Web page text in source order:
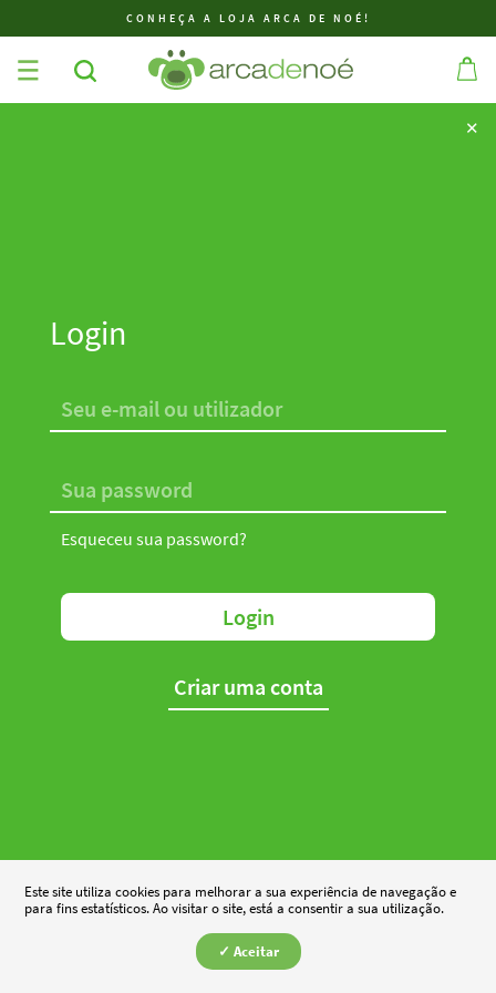
CONHEÇA A LOJA ARCA DE NOÉ!
✕
✕
Login
Esqueceu sua password?
Login
Criar uma conta
Este site utiliza cookies para melhorar a sua experiência de navegação e
para fins estatísticos. Ao visitar o site, está a consentir a sua utilização.
✓ Aceitar